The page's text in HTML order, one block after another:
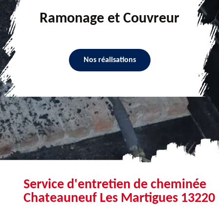
Ramonage et Couvreur
Nos réalisations
Service d'entretien de cheminée
Chateauneuf Les Martigues 13220